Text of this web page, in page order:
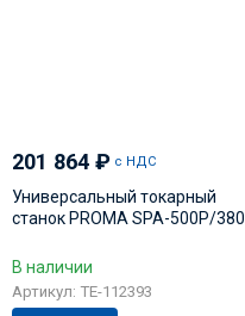
201 864 ₽ с НДС
Универсальный токарный
станок PROMA SPA-500P/380
В наличии
Артикул: TE-112393